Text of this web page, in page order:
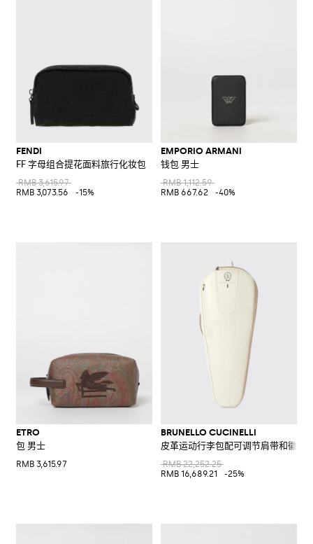
FENDI
FF 字母组合提花面料旅行化妆包
RMB 3,615.97
RMB 3,073.56
-15%
EMPORIO ARMANI
钱包 男士
RMB 1,112.59
RMB 667.62
-40%
ETRO
包 男士
RMB 3,615.97
BRUNELLO CUCINELLI
皮革运动行李包配可调节肩带和徽标
RMB 22,252.25
RMB 16,689.21
-25%